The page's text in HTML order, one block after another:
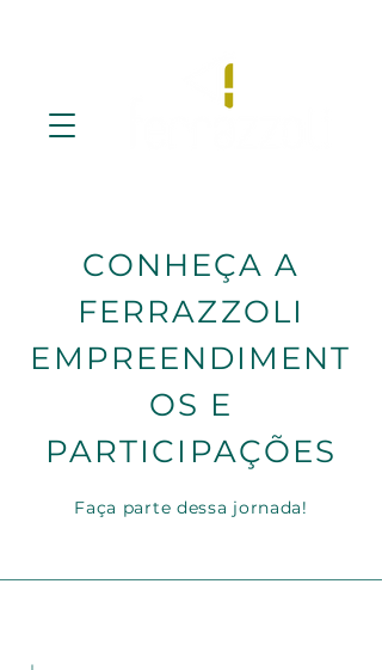
CONHEÇA A
FERRAZZOLI
EMPREENDIMENT
OS E
PARTICIPAÇÕES
Faça parte dessa jornada!